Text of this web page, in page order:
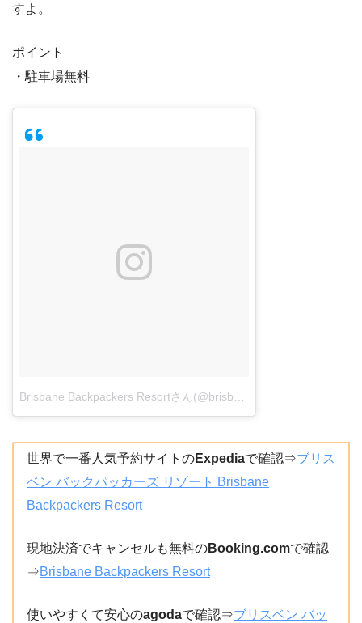
すよ。
ポイント
・駐車場無料
世界で一番人気予約サイトのExpediaで確認⇒ブリス
ベン バックパッカーズ リゾート Brisbane
Backpackers Resort
現地決済でキャンセルも無料のBooking.comで確認
⇒Brisbane Backpackers Resort
使いやすくて安心のagodaで確認⇒ブリスベン バッ